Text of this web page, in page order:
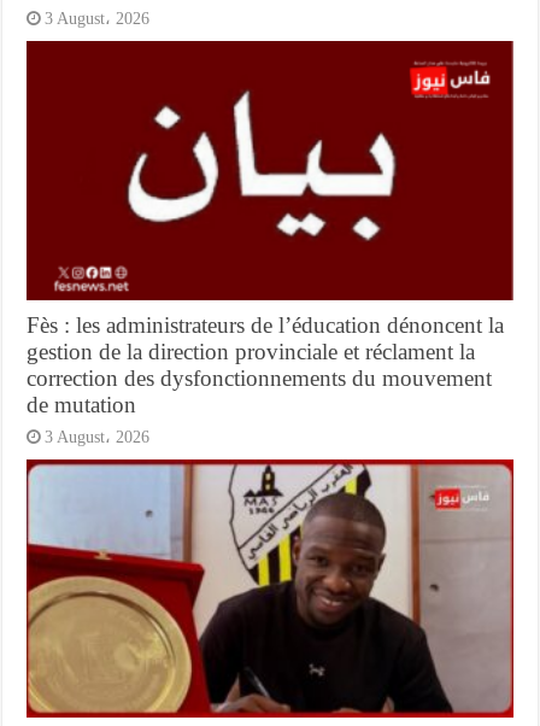
3 August، 2026
Fès : les administrateurs de l’éducation dénoncent la
gestion de la direction provinciale et réclament la
correction des dysfonctionnements du mouvement
de mutation
3 August، 2026